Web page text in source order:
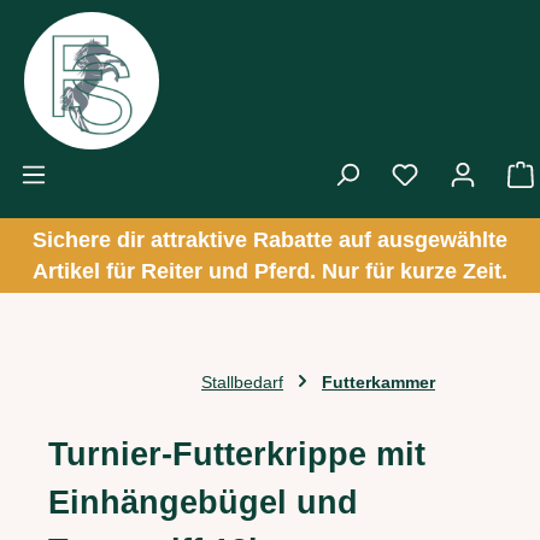
Zum Hauptinhalt springen
Sichere dir attraktive Rabatte auf ausgewählte
Artikel für Reiter und Pferd. Nur für kurze Zeit.
Stallbedarf Futterkammer
Turnier-Futterkrippe mit
Einhängebügel und